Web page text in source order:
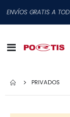
ENVÍOS GRATIS A
Toggle
PRIVADOS